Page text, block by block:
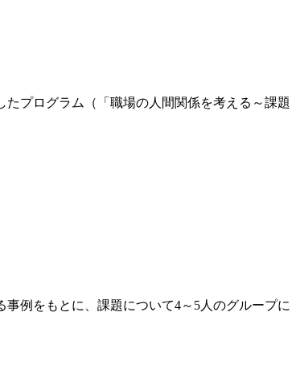
プログラム（「職場の人間関係を考える～課題
例をもとに、課題について4～5人のグループに